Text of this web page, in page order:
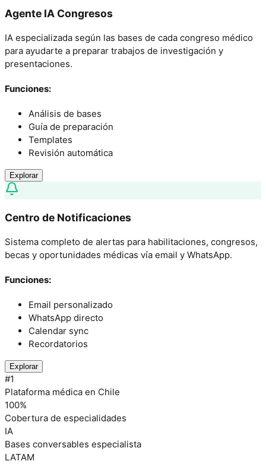
Agente IA Congresos
IA especializada según las bases de cada congreso médico
para ayudarte a preparar trabajos de investigación y
presentaciones.
Funciones:
Análisis de bases
Guía de preparación
Templates
Revisión automática
Explorar
Centro de Notificaciones
Sistema completo de alertas para habilitaciones, congresos,
becas y oportunidades médicas vía email y WhatsApp.
Funciones:
Email personalizado
WhatsApp directo
Calendar sync
Recordatorios
Explorar
#1
Plataforma médica en Chile
100%
Cobertura de especialidades
IA
Bases conversables especialista
LATAM